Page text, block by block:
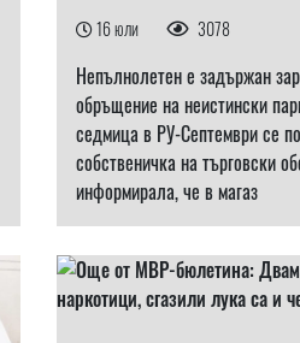
16 юли 3078
Непълнолетен е задържан
обръщение на неистински
седмица в РУ-Септември се
собственичка на търговски
информирала, че в магаз